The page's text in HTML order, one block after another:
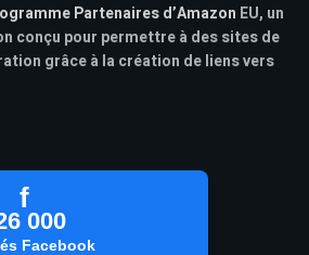
Partenaires d’Amazon EU, un
conçu pour permettre à des sites de
grâce à la création de liens vers
f
000
Facebook